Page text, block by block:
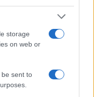
storage
on web or
sent to
Culture